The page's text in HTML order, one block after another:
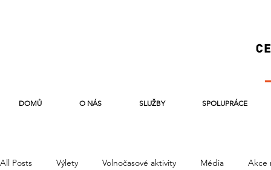
DOMŮ O NÁS SLUŽBY SPOLUPRÁCE
All Posts Výlety Volnočasové aktivity Média Akce